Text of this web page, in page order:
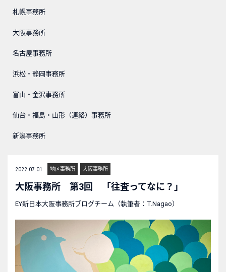
札幌事務所
大阪事務所
名古屋事務所
浜松・静岡事務所
富山・金沢事務所
仙台・福島・山形（連絡）事務所
新潟事務所
2022.07.01 地区事務所 大阪事務所
大阪事務所 第3回 「往査ってなに？」
EY新日本大阪事務所ブログチーム（執筆者：T.Nagao）